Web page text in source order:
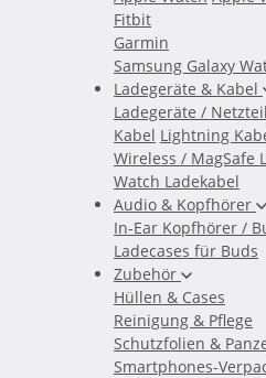
Fitbit
Garmin
Samsung Galaxy
Ladegeräte & Kabel
Ladegeräte /
Kabel Lightning
Wireless / MagSafe
Watch Ladekabel
Audio & Kopfhörer
In-Ear Kopfhörer /
Ladecases für Buds
Zubehör
Hüllen & Cases
Reinigung & Pflege
Schutzfolien &
Smartphones-